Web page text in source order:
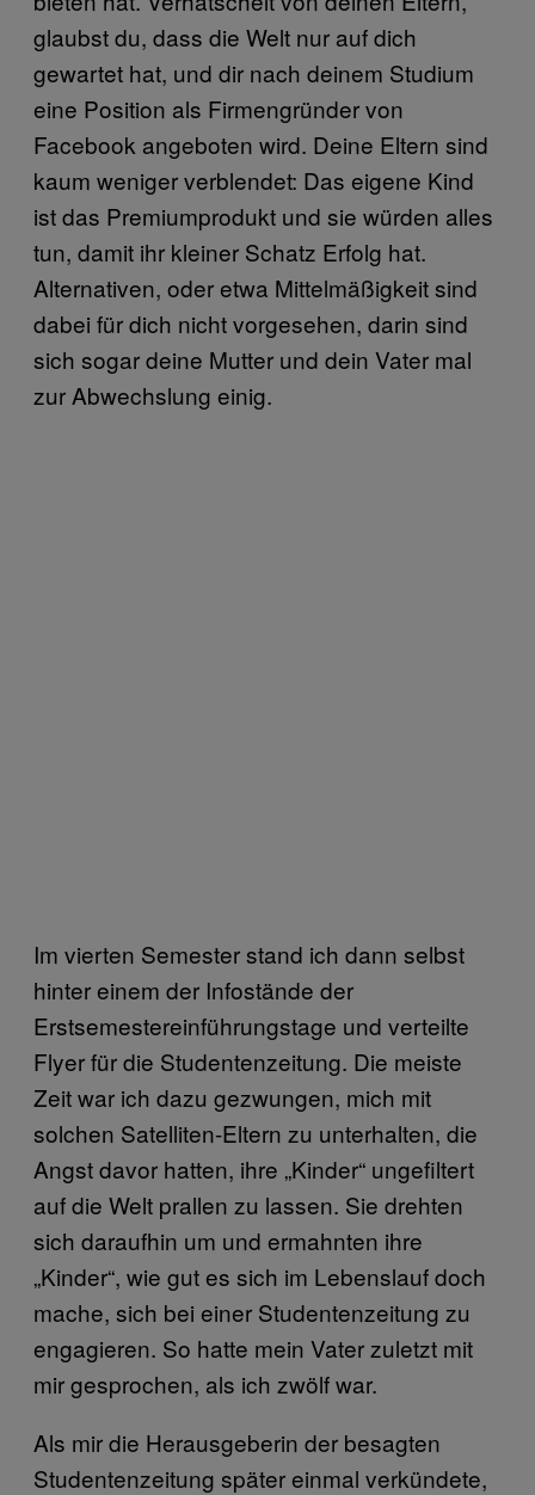
glaubst du, dass die Welt nur auf dich
gewartet hat, und dir nach deinem Studium
eine Position als Firmengründer von
Facebook angeboten wird. Deine Eltern sind
kaum weniger verblendet: Das eigene Kind
ist das Premiumprodukt und sie würden alles
tun, damit ihr kleiner Schatz Erfolg hat.
Alternativen, oder etwa Mittelmäßigkeit sind
dabei für dich nicht vorgesehen, darin sind
sich sogar deine Mutter und dein Vater mal
zur Abwechslung einig.
Im vierten Semester stand ich dann selbst
hinter einem der Infostände der
Erstsemestereinführungstage und verteilte
Flyer für die Studentenzeitung. Die meiste
Zeit war ich dazu gezwungen, mich mit
solchen Satelliten-Eltern zu unterhalten, die
Angst davor hatten, ihre „Kinder“ ungefiltert
auf die Welt prallen zu lassen. Sie drehten
sich daraufhin um und ermahnten ihre
„Kinder“, wie gut es sich im Lebenslauf doch
mache, sich bei einer Studentenzeitung zu
engagieren. So hatte mein Vater zuletzt mit
mir gesprochen, als ich zwölf war.
Als mir die Herausgeberin der besagten
Studentenzeitung später einmal verkündete,